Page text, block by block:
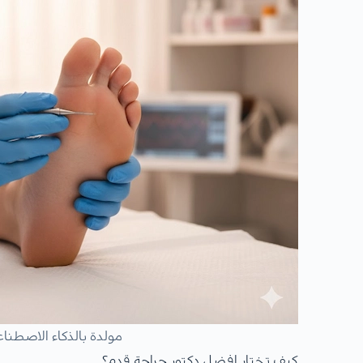
مولدة بالذكاء
كيف تختار افضل دكتور جراحة قدم؟